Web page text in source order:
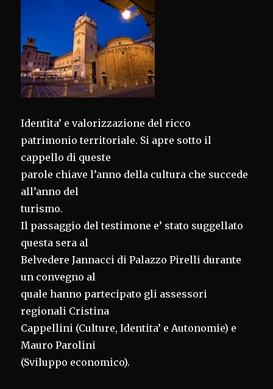
Identita’ e valorizzazione del ricco
patrimonio territoriale. Si apre sotto il
cappello di queste
parole chiave l’anno della cultura che succede
all’anno del
turismo.
Il passaggio del testimone e’ stato suggellato
questa sera al
Belvedere Jannacci di Palazzo Pirelli durante
un convegno al
quale hanno partecipato gli assessori
regionali Cristina
Cappellini (Culture, Identita’ e Autonomie) e
Mauro Parolini
(Sviluppo economico).